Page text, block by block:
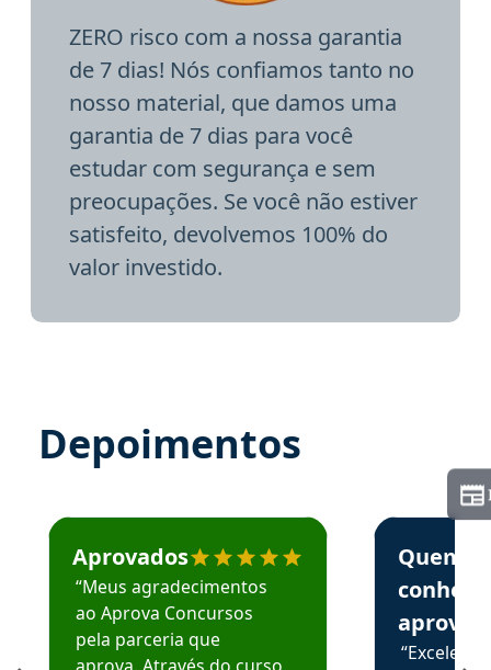
ZERO risco com a nossa garantia
de 7 dias! Nós confiamos tanto no
nosso material, que damos uma
garantia de 7 dias para você
estudar com segurança e sem
preocupações. Se você não estiver
satisfeito, devolvemos 100% do
valor investido.
Depoimentos
Estudante José recomenda o Aprova Concursos em
Aprovados
“Meus agradecimentos
ao Aprova Concursos
pela parceria que
Estudante
Quem
aprova